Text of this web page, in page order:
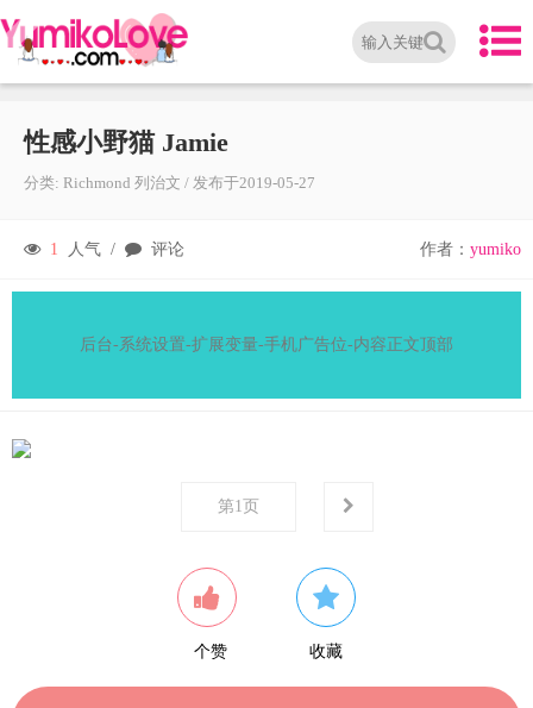
性感小野猫️ Jamie
分类: Richmond 列治文 / 发布于2019-05-27
1 人气 / 评论 作者： yumiko
后台-系统设置-扩展变量-手机广告位-内容正文顶部
第1 页
个赞 收藏